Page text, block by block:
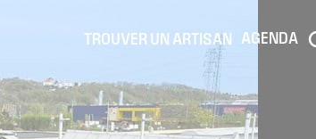
TROUVER UN ARTISAN AGENDA